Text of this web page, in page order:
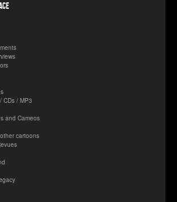
CDs / MP3
and Cameos
cartoons